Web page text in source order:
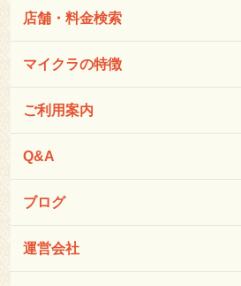
店舗・料金検索
マイクラの特徴
ご利用案内
Q&A
ブログ
運営会社